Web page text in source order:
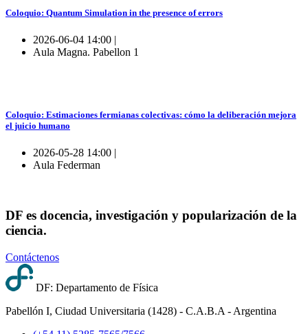
Coloquio: Quantum Simulation in the presence of errors
2026-06-04 14:00 |
Aula Magna. Pabellon 1
Coloquio: Estimaciones fermianas colectivas: cómo la deliberación mejora
el juicio humano
2026-05-28 14:00 |
Aula Federman
DF es docencia, investigación y popularización de la
ciencia.
Contáctenos
DF: Departamento de Física
Pabellón I, Ciudad Universitaria (1428) - C.A.B.A - Argentina